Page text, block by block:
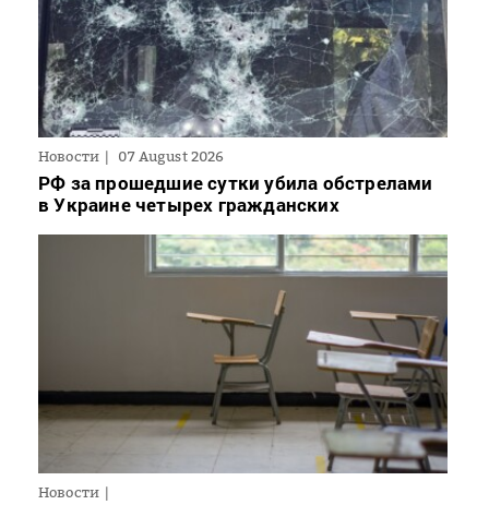
Новости 07 August 2026
РФ за прошедшие сутки убила обстрелами
в Украине четырех гражданских
Новости